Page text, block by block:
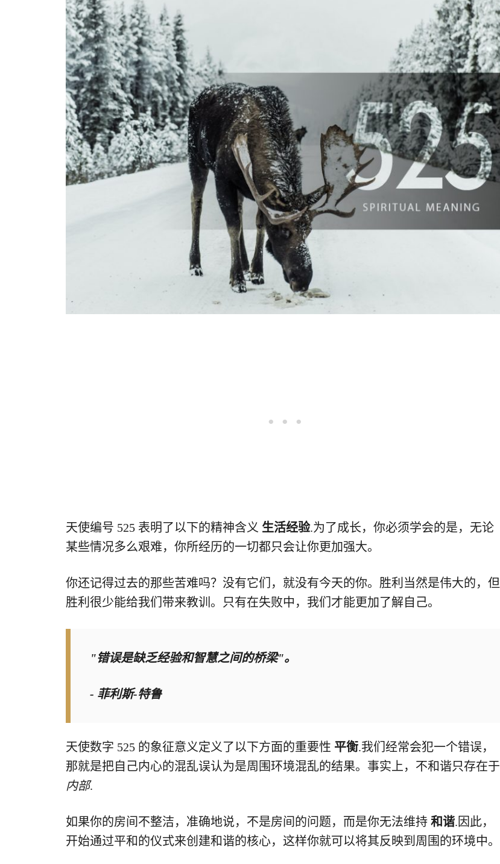
天使编号 525 表明了以下的精神含义 生活经验.为了成长，你必须学会的是，无论
某些情况多么艰难，你所经历的一切都只会让你更加强大。
你还记得过去的那些苦难吗？没有它们，就没有今天的你。胜利当然是伟大的，但
胜利很少能给我们带来教训。只有在失败中，我们才能更加了解自己。
"错误是缺乏经验和智慧之间的桥梁"。
- 菲利斯-特鲁
天使数字 525 的象征意义定义了以下方面的重要性 平衡.我们经常会犯一个错误，
那就是把自己内心的混乱误认为是周围环境混乱的结果。事实上，不和谐只存在于
内部.
如果你的房间不整洁，准确地说，不是房间的问题，而是你无法维持 和谐.因此，
开始通过平和的仪式来创建和谐的核心，这样你就可以将其反映到周围的环境中。